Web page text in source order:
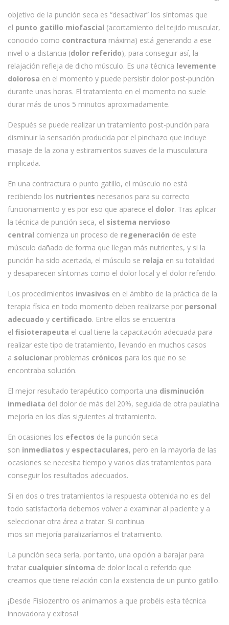
objetivo de la punción seca es “desactivar” los síntomas que
el punto gatillo miofascial (acortamiento del tejido muscular,
conocido como contractura máxima) está generando a ese
nivel o a distancia (dolor referido), para conseguir así, la
relajación refleja de dicho músculo. Es una técnica levemente
dolorosa en el momento y puede persistir dolor post-punción
durante unas horas. El tratamiento en el momento no suele
durar más de unos 5 minutos aproximadamente.
Después se puede realizar un tratamiento post-punción para
disminuir la sensación producida por el pinchazo que incluye
masaje de la zona y estiramientos suaves de la musculatura
implicada.
En una contractura o punto gatillo, el músculo no está
recibiendo los nutrientes necesarios para su correcto
funcionamiento y es por eso que aparece el dolor. Tras aplicar
la técnica de punción seca, el sistema nervioso
central comienza un proceso de regeneración de este
músculo dañado de forma que llegan más nutrientes, y si la
punción ha sido acertada, el músculo se relaja en su totalidad
y desaparecen síntomas como el dolor local y el dolor referido.
Los procedimientos invasivos en el ámbito de la práctica de la
terapia física en todo momento deben realizarse por personal
adecuado y certificado. Entre ellos se encuentra
el fisioterapeuta el cual tiene la capacitación adecuada para
realizar este tipo de tratamiento, llevando en muchos casos
a solucionar problemas crónicos para los que no se
encontraba solución.
El mejor resultado terapéutico comporta una disminución
inmediata del dolor de más del 20%, seguida de otra paulatina
mejoría en los días siguientes al tratamiento.
En ocasiones los efectos de la punción seca
son inmediatos y espectaculares, pero en la mayoría de las
ocasiones se necesita tiempo y varios días tratamientos para
conseguir los resultados adecuados.
Si en dos o tres tratamientos la respuesta obtenida no es del
todo satisfactoria debemos volver a examinar al paciente y a
seleccionar otra área a tratar. Si continua
mos sin mejoría paralizaríamos el tratamiento.
La punción seca sería, por tanto, una opción a barajar para
tratar cualquier síntoma de dolor local o referido que
creamos que tiene relación con la existencia de un punto gatillo.
¡Desde Fisiozentro os animamos a que probéis esta técnica
innovadora y exitosa!